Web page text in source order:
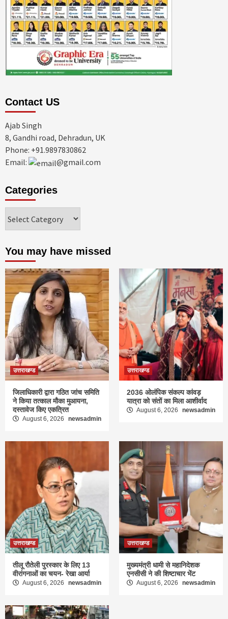
Contact US
Ajab Singh
8, Gandhi road, Dehradun, UK
Phone: +91.9897830862
Email:
@gmail.com
Categories
You may have missed
उत्तराखण्ड
जिलाधिकारी द्वारा गठित जांच समिति
ने किया तत्काल मौका मुआयना,
दस्तावेज किए एकत्रित
August 6, 2026 newsadmin
उत्तराखण्ड
2036 ओलंपिक संकल्प कांवड़
यात्रा को संतों का मिला आशीर्वाद
August 6, 2026 newsadmin
उत्तराखण्ड
तीलू रौतेली पुरस्कार के लिए 13
वीरांगनाओं का चयन- रेखा आर्या
August 6, 2026 newsadmin
उत्तराखण्ड
मुख्यमंत्री धामी से महानिदेशक
एनसीसी ने की शिष्टाचार भेंट
August 6, 2026 newsadmin